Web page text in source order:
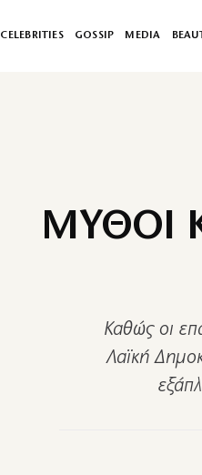
CELEBRITIES GOSSIP MEDIA
ΜΥΘΟΙ
Καθώς οι
Λαϊκή